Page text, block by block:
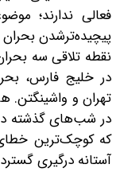
فعالی ندارند؛
پیچیده‌ترشدن بحران
نقطه تلاقی سه
در خلیج فارس،
تهران و
در شب‌های گذشته
که کوچک‌ترین خطای
آستانه درگیری